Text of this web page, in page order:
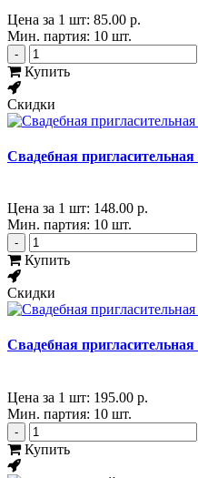
Цена за 1 шт: 85.00 р.
Мин. партия: 10 шт.
-
Купить
Скидки
Свадебная
Цена за 1 шт: 148.00 р.
Мин. партия: 10 шт.
-
Купить
Скидки
Свадебная
Цена за 1 шт: 195.00 р.
Мин. партия: 10 шт.
-
Купить